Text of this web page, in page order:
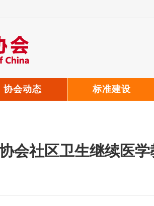
协会动态 标准建设
会社区卫生继续医